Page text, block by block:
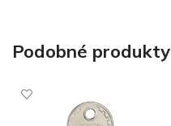
Podobné produkty